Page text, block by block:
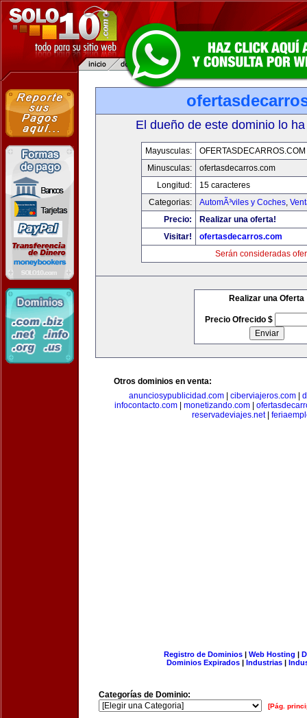
El dueño de este dominio lo
Mayusculas:
OFERTASDECARROS.COM
Minusculas:
ofertasdecarros.com
Longitud:
15 caracteres
Categorias:
AutomÃ³viles y Coches,
Precio:
Realizar una oferta!
Visitar!
ofertasdecarros.com
Serán consideradas
Realizar una Oferta
Precio Ofrecido $
Otros dominios en venta:
anunciosypublicidad.com| ciberviajeros.com|
infocontacto.com
monetizando.com
reservadeviajes.net|
Registro de Dominios| Web Hosting |
Dominios Expirados | Industrias |
Categorías de Dominio:
[Pág.